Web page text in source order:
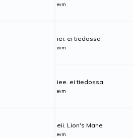
evm
iei. ei tiedossa
evm
iee. ei tiedossa
evm
eii. Lion's Mane
evm